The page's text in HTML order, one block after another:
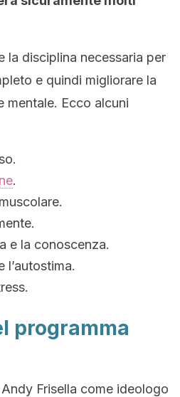
la disciplina necessaria per
e quindi migliorare la
mentale. Ecco alcuni
.
e la conoscenza.
l’autostima.
programma
Frisella come ideologo